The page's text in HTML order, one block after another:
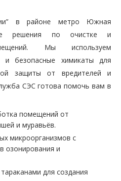
в районе метро Южная
решения по очистке и
Мы используем
и безопасные химикаты для
защиты от вредителей и
СЭС готова помочь вам в
помещений от
и муравьёв.
микроорганизмов с
озонирования и
для создания